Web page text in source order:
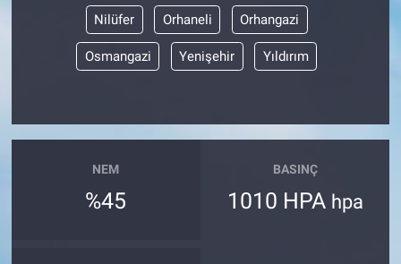
Nilüfer Orhaneli Orhangazi
Osmangazi Yenişehir Yıldırım
NEM
%45
BASINÇ
1010 HPA hpa